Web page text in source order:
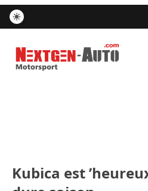
Nextgen-Auto.com
Kubica est